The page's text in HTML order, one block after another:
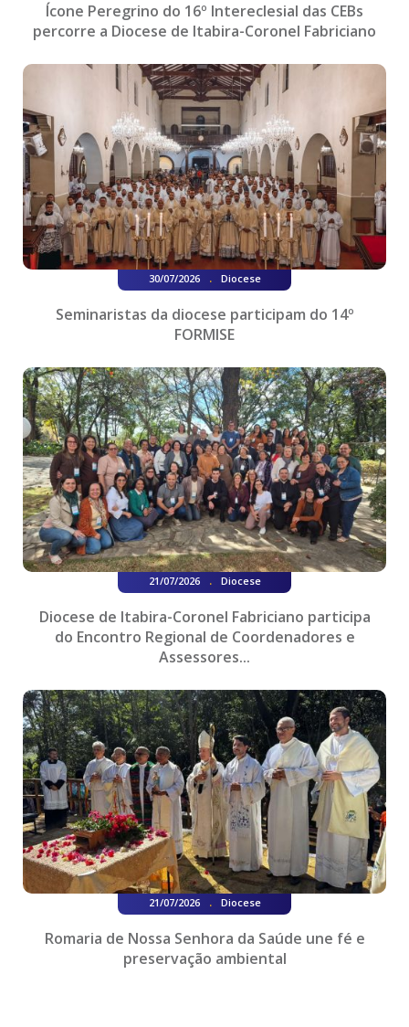
Ícone Peregrino do 16º Intereclesial das CEBs
percorre a Diocese de Itabira-Coronel Fabriciano
30/07/2026 . Diocese
Seminaristas da diocese participam do 14º
FORMISE
21/07/2026 . Diocese
Diocese de Itabira-Coronel Fabriciano participa
do Encontro Regional de Coordenadores e
Assessores...
21/07/2026 . Diocese
Romaria de Nossa Senhora da Saúde une fé e
preservação ambiental